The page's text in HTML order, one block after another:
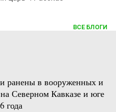
ВСЕ БЛОГИ
ранены в вооруженных и
Северном Кавказе и юге
года